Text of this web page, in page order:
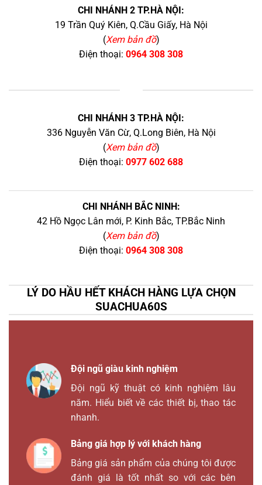
CHI NHÁNH 2 TP.HÀ NỘI:
19 Trần Quý Kiên, Q.Cầu Giấy, Hà Nội
(Xem bản đồ)
Điện thoại: 0964 308 308
CHI NHÁNH 3 TP.HÀ NỘI:
336 Nguyễn Văn Cừ, Q.Long Biên, Hà Nội
(Xem bản đồ)
Điện thoại: 0977 602 688
CHI NHÁNH BẮC NINH:
42 Hồ Ngọc Lân mới, P. Kinh Bắc, TP.Bắc Ninh
(Xem bản đồ)
Điện thoại: 0964 308 308
LÝ DO HẦU HẾT KHÁCH HÀNG LỰA CHỌN
SUACHUA60S
Đội ngũ giàu kinh nghiệm
Đội ngũ kỹ thuật có kinh nghiệm lâu
năm. Hiểu biết về các thiết bị, thao tác
nhanh.
Bảng giá hợp lý với khách hàng
Bảng giá sản phẩm của chúng tôi được
đánh giá là tốt nhất so với các bên